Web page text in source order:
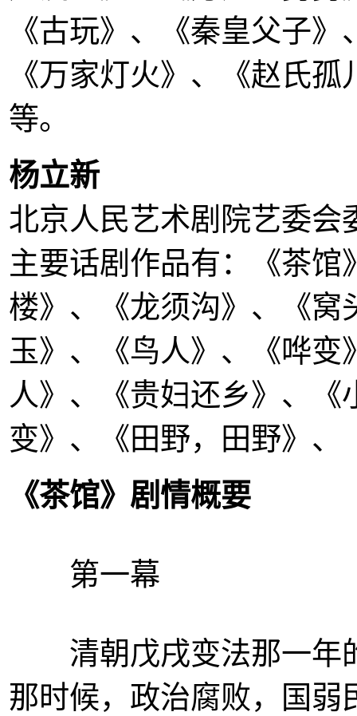
《古玩》、《秦皇父子
《万家灯火》、《赵氏
等。
杨立新
北京人民艺术剧院艺委
主要话剧作品有：《茶
楼》、《龙须沟》、《窝
玉》、《鸟人》、《哗变
人》、《贵妇还乡》、
变》、《田野，田野》、
《茶馆》剧情概要
第一幕
清朝戊戌变法那一年
那时候，政治腐败，国弱